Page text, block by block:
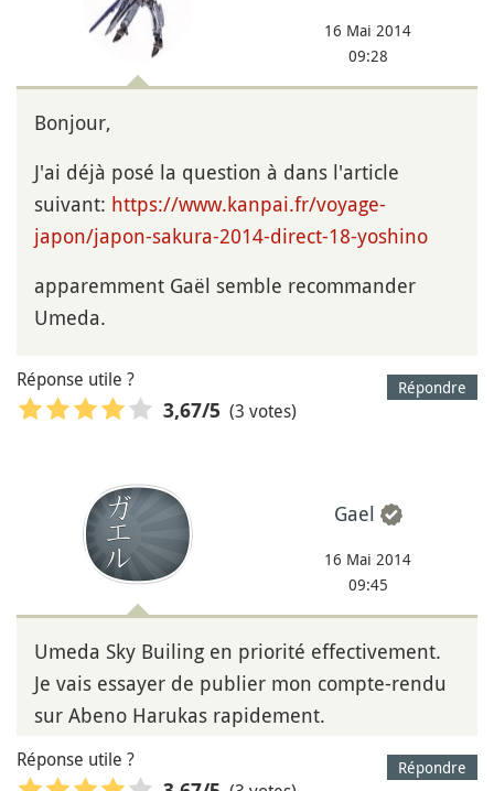
16 Mai 2014
09:28
Bonjour,
J'ai déjà posé la question à dans l'article
suivant: https://www.kanpai.fr/voyage-
japon/japon-sakura-2014-direct-18-yoshino
apparemment Gaël semble recommander
Umeda.
Répondre
Réponse utile ?
3,67/5 (3 votes)
Gael
16 Mai 2014
09:45
Umeda Sky Builing en priorité effectivement.
Je vais essayer de publier mon compte-rendu
sur Abeno Harukas rapidement.
Répondre
Réponse utile ?